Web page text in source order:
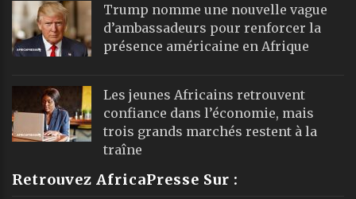
Trump nomme une nouvelle vague
d’ambassadeurs pour renforcer la
présence américaine en Afrique
Les jeunes Africains retrouvent
confiance dans l’économie, mais
trois grands marchés restent à la
traîne
Retrouvez AfricaPresse Sur :